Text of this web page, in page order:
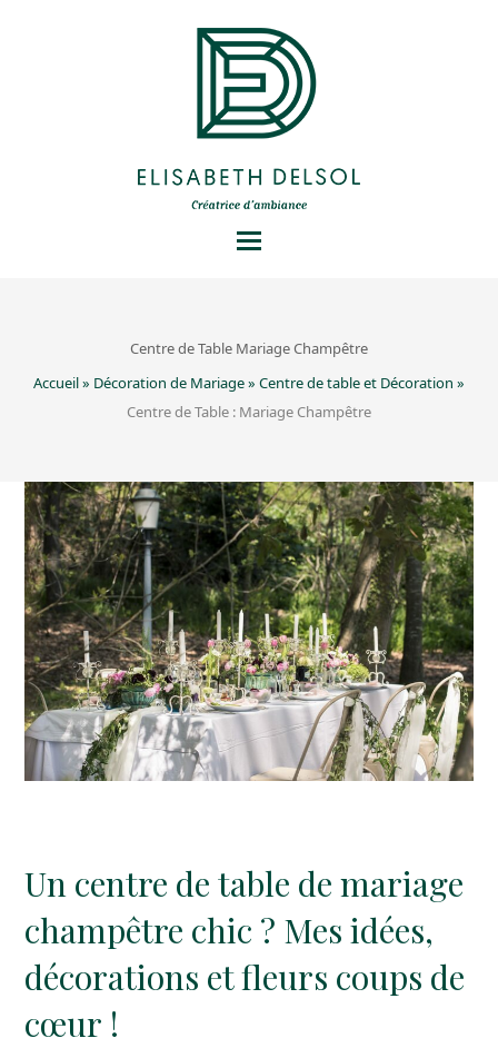
Centre de Table Mariage Champêtre
Accueil» Décoration de Mariage» Centre de table et Décoration »
Centre de Table : Mariage Champêtre
Un centre de table de mariage
champêtre chic ? Mes idées,
décorations et fleurs coups de
cœur !